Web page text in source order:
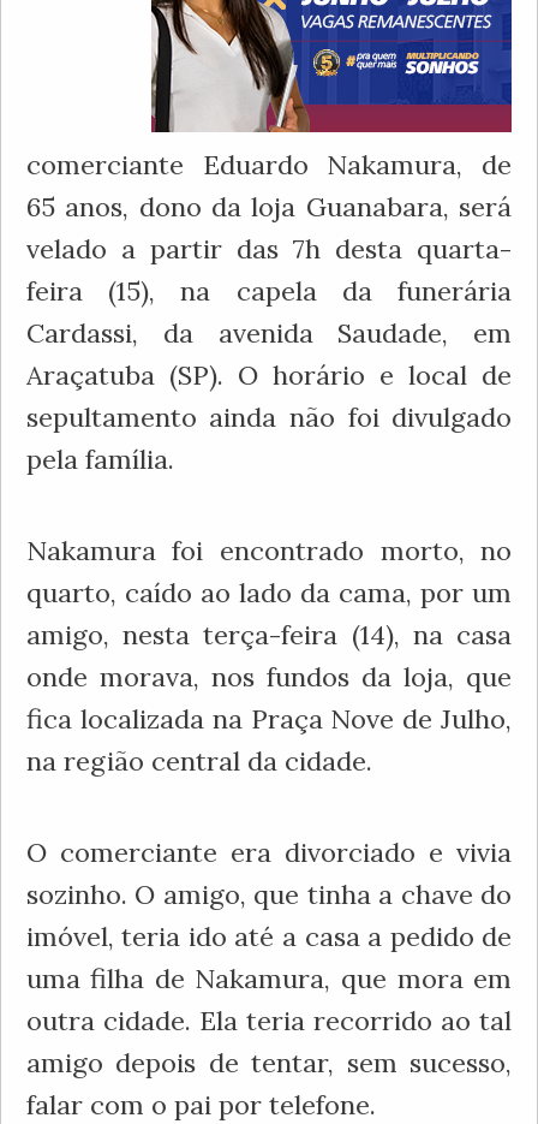
comerciante Eduardo Nakamura, de
65 anos, dono da loja Guanabara, será
velado a partir das 7h desta quarta-
feira (15), na capela da funerária
Cardassi, da avenida Saudade, em
Araçatuba (SP). O horário e local de
sepultamento ainda não foi divulgado
pela família.
Nakamura foi encontrado morto, no
quarto, caído ao lado da cama, por um
amigo, nesta terça-feira (14), na casa
onde morava, nos fundos da loja, que
fica localizada na Praça Nove de Julho,
na região central da cidade.
O comerciante era divorciado e vivia
sozinho. O amigo, que tinha a chave do
imóvel, teria ido até a casa a pedido de
uma filha de Nakamura, que mora em
outra cidade. Ela teria recorrido ao tal
amigo depois de tentar, sem sucesso,
falar com o pai por telefone.